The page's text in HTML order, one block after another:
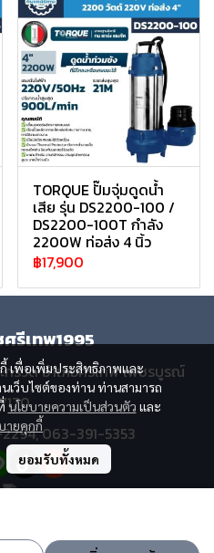
TORQUE ปั๊มจุ่มดูดน้ำ
เสีย รุ่น DS2200-100 /
DS2200-100T กำลัง
2200W ท่อส่ง 4 นิ้ว
฿17,900
เพื่อเพิ่มประสิทธิภาพและ
เว็บไซต์ของท่าน ท่านสามารถ
นโยบายความเป็นส่วนตัว และ
ายคุกกี้
ยอมรับทั้งหมด
รีเทพ1995
รวด อำเภอศรีเทพ เพชรบูรณ์
063-391-5353
| Powered by MWE